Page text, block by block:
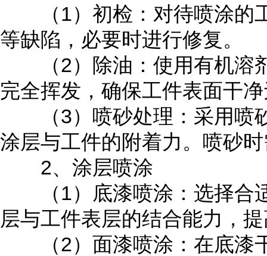
（1）初检：对待喷涂的工
等缺陷，必要时进行修复。
（2）除油：使用有机溶剂
完全挥发，确保工件表面干
（3）喷砂处理：采用喷砂
涂层与工件的附着力。喷砂
2、涂层喷涂
（1）底漆喷涂：选择合适
层与工件表层的结合能力，
（2）面漆喷涂：在底漆干